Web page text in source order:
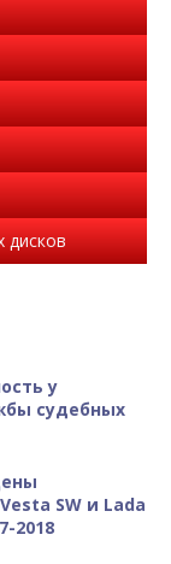
дисков
у
судебных
SW и Lada
2018